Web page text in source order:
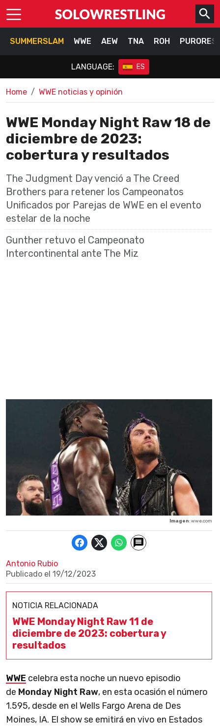
SUMMERSLAM WWE AEW TNA ROH
LANGUAGE: ES
Home WWE noticias y opinión
WWE Monday Night Raw 18 de
diciembre de 2023:
cobertura y resultados
The Judgment Day venció a The Creed
Brothers para retener los Campeonatos
Unificados por Parejas de WWE en el evento
estelar de la noche
Gunther retuvo el Campeonato
Intercontinental ante The Miz
Imagen: wwe.com
Antonio Rubio
Publicado el 19/12/2023
NOTICIA RELACIONADA
WWE Monday Night Raw 11 de
diciembre de 2023: cobertura y
resultados
WWE celebra esta noche un nuevo episodio
de Monday Night Raw, en esta ocasión el número
1.595, desde en el Wells Fargo Arena de Des
Moines, IA. El show se emitirá en vivo en Estados